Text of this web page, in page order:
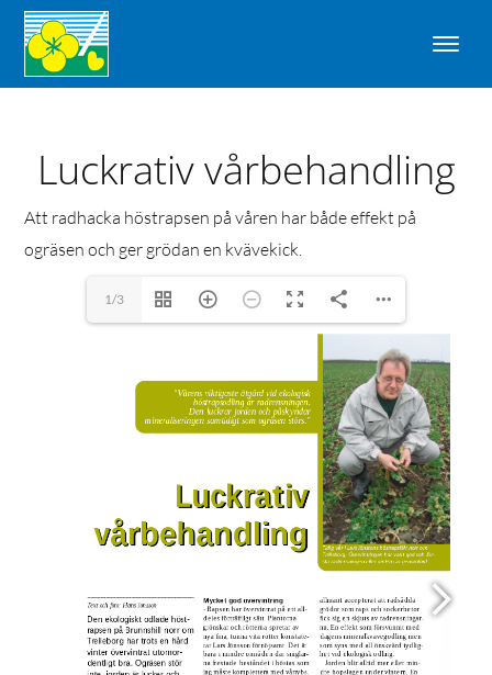
Luckrativ vårbehandling
Att radhacka höstrapsen på våren har både effekt på
ogräsen och ger grödan en kvävekick.
1/3